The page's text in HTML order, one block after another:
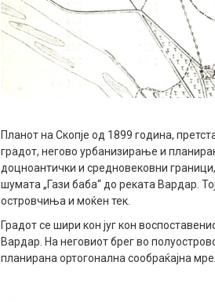
Планот на Скопје од 1899 година,
градот, негово урбанизирање и
доцноантички и средновековни
шумата „Гази баба“ до реката Вардар.
островчиња и моќен тек.
Градот се шири кон југ кон
Вардар. На неговиот брег во
планирана ортогонална сообраќајна